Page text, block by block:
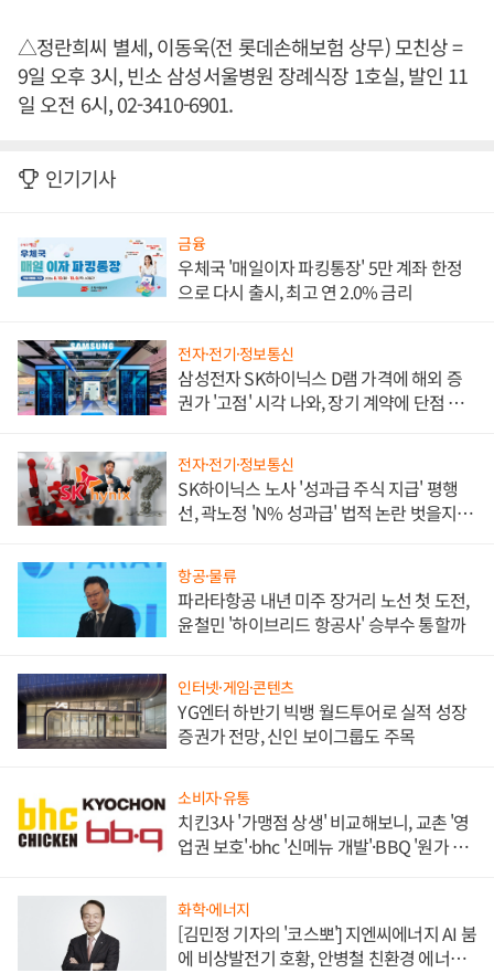
△정란희씨 별세, 이동욱(전 롯데손해보험 상무) 모친상 =
9일 오후 3시, 빈소 삼성서울병원 장례식장 1호실, 발인 11
일 오전 6시, 02-3410-6901.
인기기사
금융
우체국 '매일이자 파킹통장' 5만 계좌 한정
으로 다시 출시, 최고 연 2.0% 금리
전자·전기·정보통신
삼성전자 SK하이닉스 D램 가격에 해외 증
권가 '고점' 시각 나와, 장기 계약에 단점 부
전자·전기·정보통신
SK하이닉스 노사 '성과급 주식 지급' 평행
선, 곽노정 'N% 성과급' 법적 논란 벗을지 주
항공·물류
파라타항공 내년 미주 장거리 노선 첫 도전,
윤철민 '하이브리드 항공사' 승부수 통할까
인터넷·게임·콘텐츠
YG엔터 하반기 빅뱅 월드투어로 실적 성장
증권가 전망, 신인 보이그룹도 주목
소비자·유통
치킨3사 '가맹점 상생' 비교해보니, 교촌 '영
업권 보호'·bhc '신메뉴 개발'·BBQ '원가 부
화학·에너지
[김민정 기자의 '코스뽀'] 지엔씨에너지 AI 붐
에 비상발전기 호황, 안병철 친환경 에너지